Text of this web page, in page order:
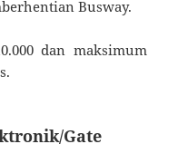
Busway.
dan maksimum
Gate